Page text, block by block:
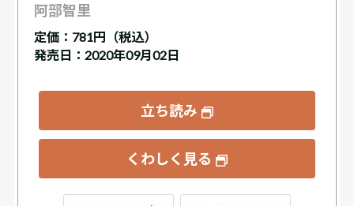
阿部智里
定価： 781円（税込）
発売日：2020年09月02日
立ち読み
くわしく見る